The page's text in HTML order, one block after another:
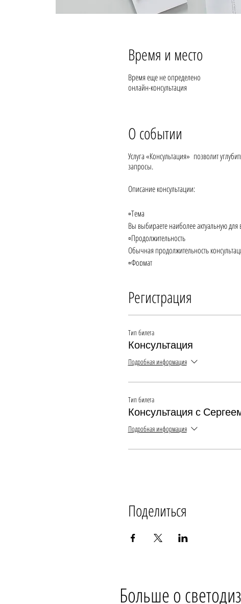
Время и место
Время еще не определено
онлайн-консультация
О событии
Услуга «Консультация» позволит
запросы.
Описание консультации:
▫️Тема
Вы выбираете наиболее актуальную для
▫️Продолжительность
Обычная продолжительность
▫️Формат
Эффективность консультации
поделиться своим опытом на примере
Регистрация
Тип билета
Консультация
Подробная информация
Тип билета
Консультация с
Подробная информация
Поделиться
Больше о